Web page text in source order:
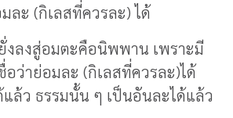
ละ (กิเลสที่ควรละ) ได้
งลงสู่อมตะคือนิพพาน เพราะมี
ว่าย่อมละ (กิเลสที่ควรละ)ได้
แล้ว ธรรมนั้น ๆ เป็นอันละได้แล้ว